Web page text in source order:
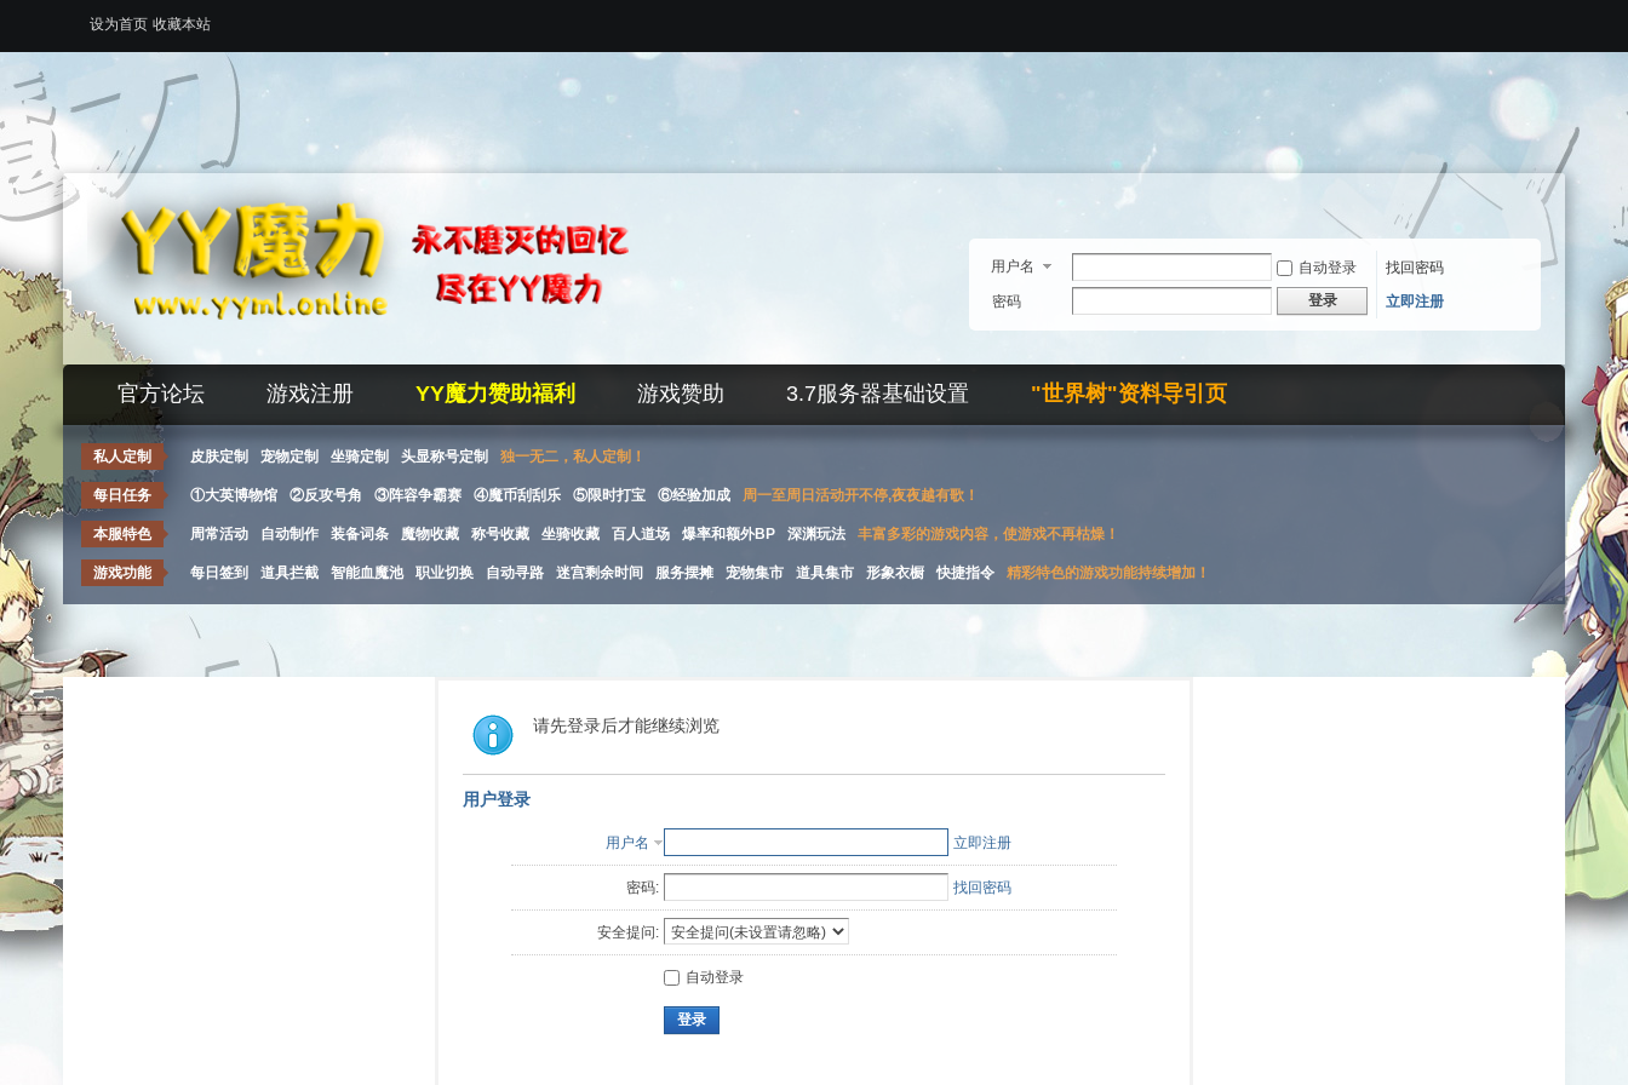
设为首页 收藏本站
用户名 自动登录
找回密码
密码
登录 立即注册
官方论坛 游戏注册 YY魔力赞助福利 游戏赞助 3.7服务器基础设置 "世界树"资料导引页
私人定制 皮肤定制 宠物定制 坐骑定制 头显称号定制 独一无二，私人定制！
每日任务 ①大英博物馆 ②反攻号角 ③阵容争霸赛 ④魔币刮刮乐 ⑤限时打宝 ⑥经验加成 周一至周日活动开不停,夜夜越有歌！
本服特色 周常活动 自动制作 装备词条 魔物收藏 称号收藏 坐骑收藏 百人道场 爆率和额外BP 深渊玩法 丰富多彩的游戏内容，使游戏不再枯燥！
游戏功能 每日签到 道具拦截 智能血魔池 职业切换 自动寻路 迷宫剩余时间 服务摆摊 宠物集市 道具集市 形象衣橱 快捷指令 精彩特色的游戏功能持续增加！
请先登录后才能继续浏览
用户登录
用户名 立即注册
密码: 找回密码
安全提问:
自动登录
登录